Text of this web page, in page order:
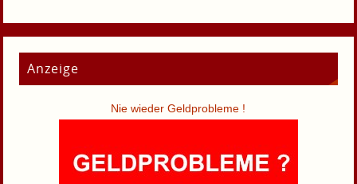
Anzeige
Nie wieder Geldprobleme !